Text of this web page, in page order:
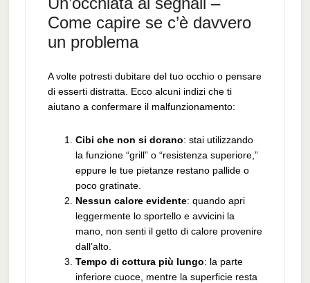
Come capire se c’è davvero
un problema
A volte potresti dubitare del tuo occhio o pensare
di esserti distratta. Ecco alcuni indizi che ti
aiutano a confermare il malfunzionamento:
Cibi che non si dorano: stai utilizzando
la funzione “grill” o “resistenza superiore,”
eppure le tue pietanze restano pallide o
poco gratinate.
Nessun calore evidente: quando apri
leggermente lo sportello e avvicini la
mano, non senti il getto di calore provenire
dall’alto.
Tempo di cottura più lungo: la parte
inferiore cuoce, mentre la superficie resta